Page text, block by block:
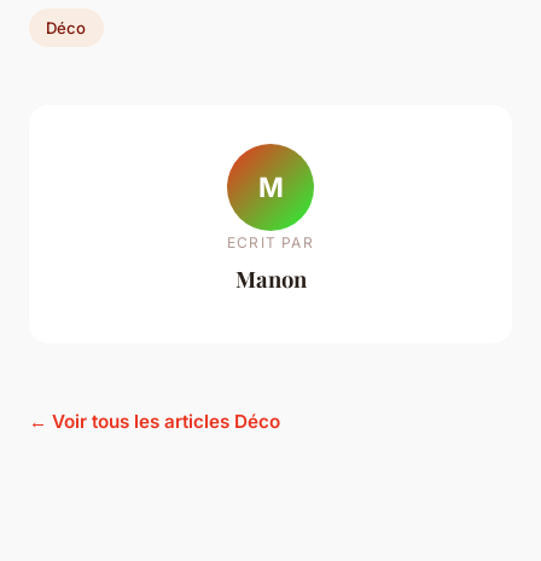
Déco
M
ECRIT PAR
Manon
← Voir tous les articles Déco